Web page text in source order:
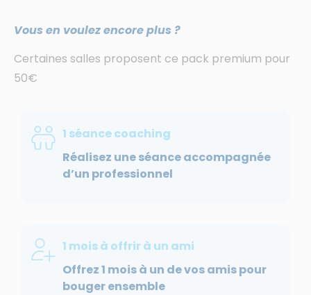
Vous en voulez encore plus ?
Certaines salles proposent ce pack premium pour
50€
1 séance coaching
Réalisez une séance accompagnée
d’un professionnel
1 mois à offrir à un ami
Offrez 1 mois à un de vos amis pour
bouger ensemble